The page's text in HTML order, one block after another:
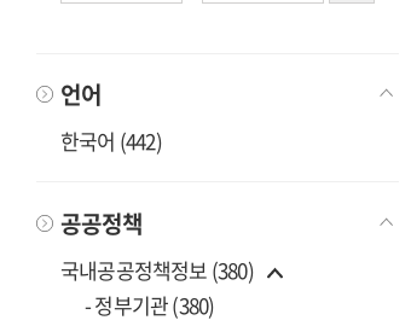
언어
한국어 (442)
공공정책
국내공공정책정보 (380)
- 정부기관 (380)